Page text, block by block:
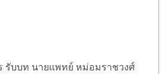
รับบท นายแพทย์ หม่อมราชวงศ์